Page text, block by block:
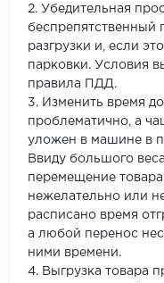
2. Убедительная
беспрепятственный
разгрузки и, если
парковки. Условия
правила ПДД.
3. Изменить время
проблематично, а
уложен в машине в
Ввиду большого
перемещение
нежелательно или
расписано время
а любой перенос
ними времени.
4. Выгрузка товара